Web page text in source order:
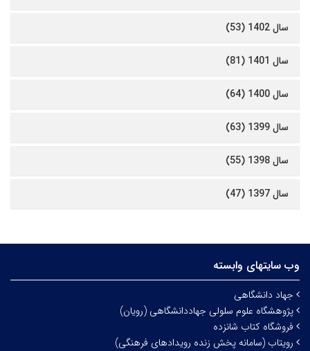
سال 1402 (53)
سال 1401 (81)
سال 1400 (64)
سال 1399 (63)
سال 1398 (55)
سال 1397 (47)
وب سایتهای وابسته
جهاد دانشگاهی
پژوهشگاه علوم سلولی جهاددانشگاهی (رویان)
فروشگاه کتاب شانزده
رویتاب (سامانه پخش زنده رویدادهای فرهنگی)